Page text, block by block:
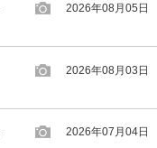
2026年08月05日
2026年08月03日
2026年07月04日